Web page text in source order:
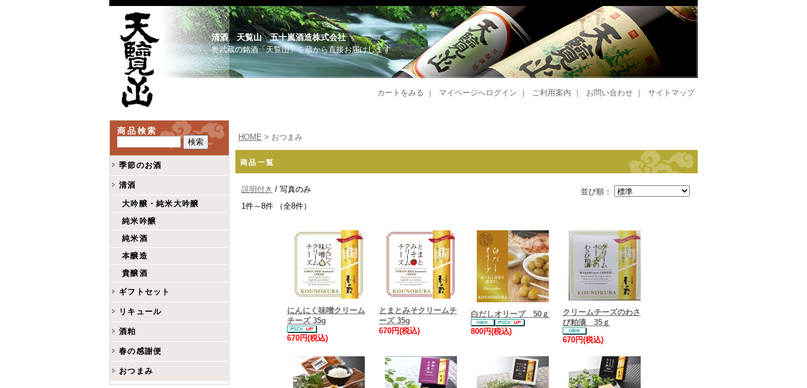
清酒 天覧山 五十嵐酒造株式会社
奥武蔵の銘酒「天覧山」を蔵から直接お届けします
カートをみる ｜ マイページへログイン ｜ ご利用案内 ｜ お問い合わせ ｜ サイトマップ
商品検索
季節のお酒
清酒
大吟醸・純米大吟醸
純米吟醸
純米酒
本醸造
貴醸酒
ギフトセット
リキュール
酒粕
春の感謝便
おつまみ
HOME > おつまみ
商品一覧
並び順：
説明付き / 写真のみ
1件～8件 （全8件）
にんにく味噌クリーム
チーズ 35g
670円(税込)
とまとみそクリームチ
ーズ 35g
670円(税込)
白だしオリーブ 50ｇ
800円(税込)
クリームチーズのわさ
び粕漬 35ｇ
670円(税込)